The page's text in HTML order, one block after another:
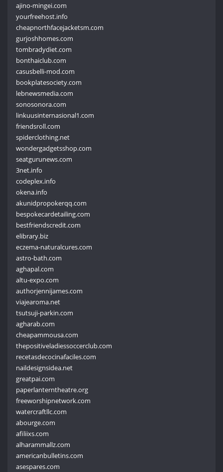
ajino-mingei.com
yourfreehost.info
cheapnorthfacejacketsm.com
gurjoshhomes.com
tombradydiet.com
bonthaiclub.com
casusbelli-mod.com
bookplatesociety.com
lebnewsmedia.com
sonosonora.com
linkuusinternasional1.com
friendsroll.com
spiderclothing.net
wondergadgetsshop.com
seatgurunews.com
3net.info
codeplex.info
okena.info
akunidpropokerqq.com
bespokecardetailing.com
bestfriendscredit.com
elibrary.biz
eczema-naturalcures.com
astro-bath.com
aghapal.com
altu-expo.com
authorjennijames.com
viajearoma.net
tsutsuji-parkin.com
agharab.com
cheapammousa.com
thepositiveladiessoccerclub.com
recetasdecocinafaciles.com
naildesignsidea.net
greatpai.com
paperlanterntheatre.org
freeworshipnetwork.com
watercraftllc.com
abourge.com
afiliixs.com
alharammallz.com
americanbulletins.com
asespares.com